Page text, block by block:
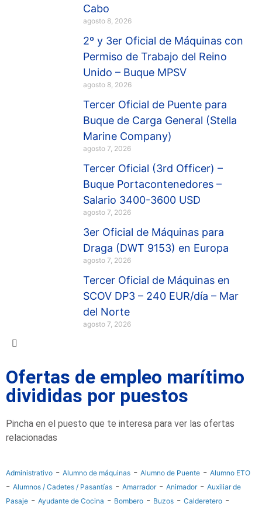
Cabo
agosto 8, 2026
2º y 3er Oficial de Máquinas con
Permiso de Trabajo del Reino
Unido – Buque MPSV
agosto 8, 2026
Tercer Oficial de Puente para
Buque de Carga General (Stella
Marine Company)
agosto 7, 2026
Tercer Oficial (3rd Officer) –
Buque Portacontenedores –
Salario 3400-3600 USD
agosto 7, 2026
3er Oficial de Máquinas para
Draga (DWT 9153) en Europa
agosto 7, 2026
Tercer Oficial de Máquinas en
SCOV DP3 – 240 EUR/día – Mar
del Norte
agosto 7, 2026
Ofertas de empleo marítimo
divididas por puestos
Pincha en el puesto que te interesa para ver las ofertas
relacionadas
Administrativo - Alumno de máquinas - Alumno de Puente - Alumno ETO
- Alumnos / Cadetes / Pasantías - Amarrador- Animador- Auxiliar de
Pasaje - Ayudante de Cocina - Bombero - Buzos - Calderetero -